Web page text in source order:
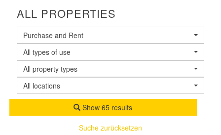
ALL PROPERTIES
Purchase and Rent
All types of use
All property types
All locations
Show 65 results
Suche zurücksetzen